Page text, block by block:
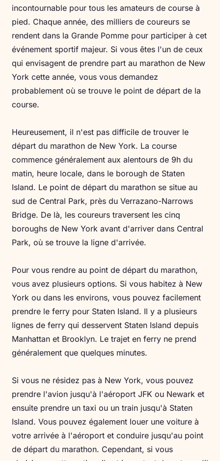
incontournable pour tous les amateurs de course à
pied. Chaque année, des milliers de coureurs se
rendent dans la Grande Pomme pour participer à cet
événement sportif majeur. Si vous êtes l'un de ceux
qui envisagent de prendre part au marathon de New
York cette année, vous vous demandez
probablement où se trouve le point de départ de la
course.
Heureusement, il n'est pas difficile de trouver le
départ du marathon de New York. La course
commence généralement aux alentours de 9h du
matin, heure locale, dans le borough de Staten
Island. Le point de départ du marathon se situe au
sud de Central Park, près du Verrazano-Narrows
Bridge. De là, les coureurs traversent les cinq
boroughs de New York avant d'arriver dans Central
Park, où se trouve la ligne d'arrivée.
Pour vous rendre au point de départ du marathon,
vous avez plusieurs options. Si vous habitez à New
York ou dans les environs, vous pouvez facilement
prendre le ferry pour Staten Island. Il y a plusieurs
lignes de ferry qui desservent Staten Island depuis
Manhattan et Brooklyn. Le trajet en ferry ne prend
généralement que quelques minutes.
Si vous ne résidez pas à New York, vous pouvez
prendre l'avion jusqu'à l'aéroport JFK ou Newark et
ensuite prendre un taxi ou un train jusqu'à Staten
Island. Vous pouvez également louer une voiture à
votre arrivée à l'aéroport et conduire jusqu'au point
de départ du marathon. Cependant, si vous